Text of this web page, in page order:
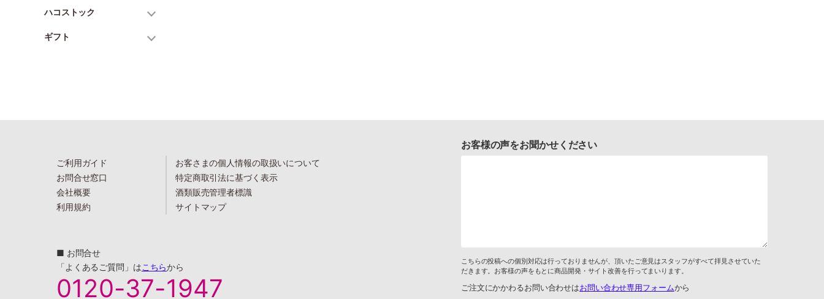
ハコストック
ギフト
ご利用ガイド
お問合せ窓口
会社概要
利用規約
お客さまの個人情報の取扱いについて
特定商取引法に基づく表示
酒類販売管理者標識
サイトマップ
■ お問合せ
「よくあるご質問」はこちらから
0120-37-1947
お客様の声をお聞かせください
こちらの投稿への個別対応は行っておりませんが、頂いたご意見はスタッフがすべて拝見させていた
だきます。お客様の声をもとに商品開発・サイト改善を行ってまいります。
ご注文にかかわるお問い合わせはお問い合わせ専用フォームから